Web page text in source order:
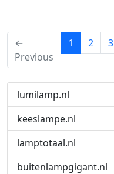
←
Previous
1 (current)
2 3
lumilamp.nl
keeslampe.nl
lamptotaal.nl
buitenlampgigant.nl